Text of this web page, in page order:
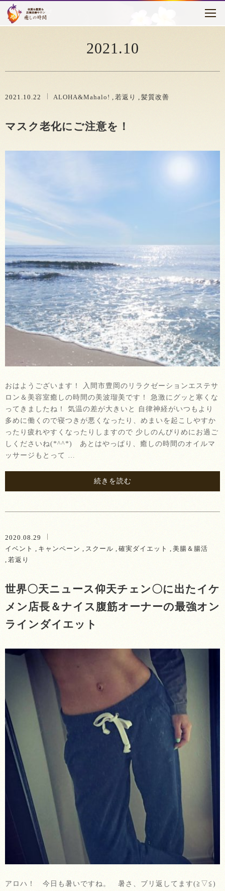
トピックス
2021.10
2021.10.22 ALOHA&Mahalo! 若返り 髪質改善
マスク老化にご注意を！
おはようございます！ 入間市豊岡のリラクゼーションエステサ
ロン＆美容室癒しの時間の美波瑠美です！ 急激にグッと寒くな
ってきましたね！ 気温の差が大きいと 自律神経がいつもより
多めに働くので寝つきが悪くなったり、めまいを起こしやすか
ったり疲れやすくなったりしますので 少しのんびりめにお過ご
しくださいね(*^^*) あとはやっぱり、癒しの時間のオイルマ
ッサージもとって …
続きを読む
2020.08.29
イベント
キャンペーン スクール 確実ダイエット
美腸＆腸活
若返り
世界〇天ニュース仰天チェン〇に出たイケ
メン店長＆ナイス腹筋オーナーの最強オン
ラインダイエット
アロハ！ 今日も暑いですね。 暑さ、ブリ返してます(≧▽≦)